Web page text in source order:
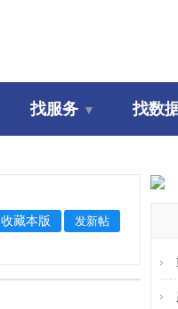
找服务 ▼ 找数
收藏本版 发新帖